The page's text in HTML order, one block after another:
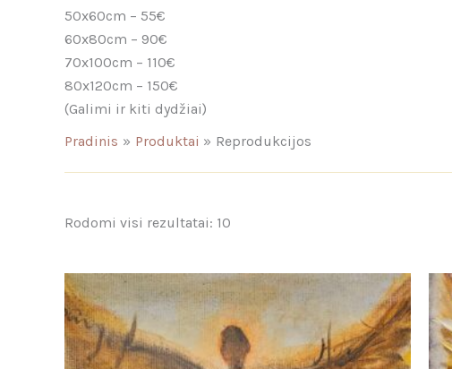
50x60cm – 55€
60x80cm – 90€
70x100cm – 110€
80x120cm – 150€
(Galimi ir kiti dydžiai)
Pradinis
Produktai Reprodukcijos
Rodomi visi rezultatai: 10